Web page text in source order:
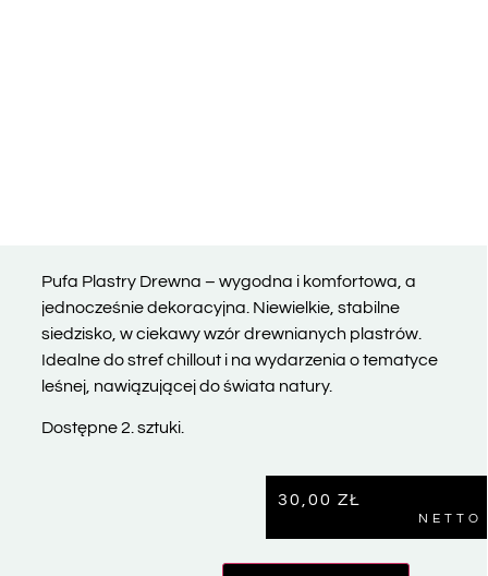
Pufa Plastry Drewna – wygodna i komfortowa, a
jednocześnie dekoracyjna. Niewielkie, stabilne
siedzisko, w ciekawy wzór drewnianych plastrów.
Idealne do stref chillout i na wydarzenia o tematyce
leśnej, nawiązującej do świata natury.
Dostępne 2. sztuki.
30,00 ZŁ
NETTO